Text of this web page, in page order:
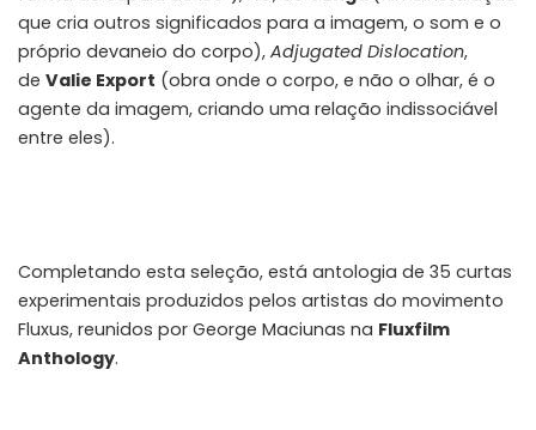
que cria outros significados para a imagem, o som e o
próprio devaneio do corpo), Adjugated Dislocation,
de Valie Export (obra onde o corpo, e não o olhar, é o
agente da imagem, criando uma relação indissociável
entre eles).
Completando esta seleção, está antologia de 35 curtas
experimentais produzidos pelos artistas do movimento
Fluxus, reunidos por George Maciunas na Fluxfilm
Anthology.